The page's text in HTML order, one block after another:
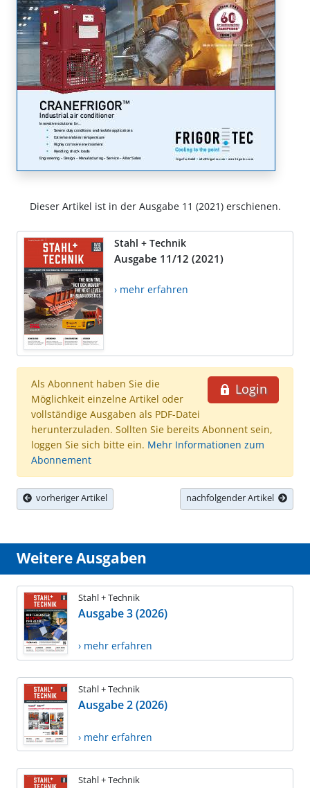
Dieser Artikel ist in der Ausgabe 11 (2021) erschienen.
Stahl + Technik
Ausgabe 11/12 (2021)
› mehr erfahren
Login
Als Abonnent haben Sie die
Möglichkeit einzelne Artikel oder
vollständige Ausgaben als PDF-Datei
herunterzuladen. Sollten Sie bereits Abonnent sein,
loggen Sie sich bitte ein. Mehr Informationen zum
Abonnement
vorheriger Artikel nachfolgender Artikel
Weitere Ausgaben
Stahl + Technik
Ausgabe 3 (2026)
› mehr erfahren
Stahl + Technik
Ausgabe 2 (2026)
› mehr erfahren
Stahl + Technik